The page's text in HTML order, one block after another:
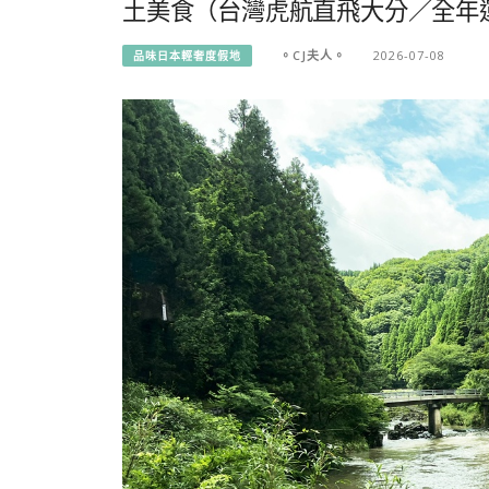
土美食（台灣虎航直飛大分／全年
品味日本輕奢度假地 。CJ夫人。 2026-07-08